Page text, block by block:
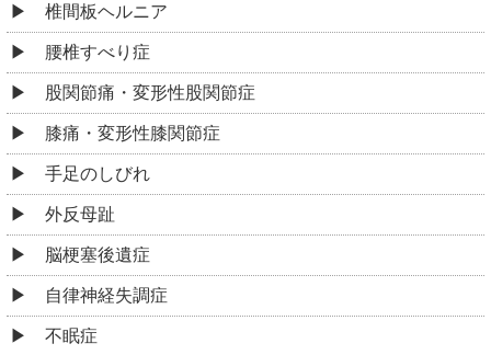
椎間板ヘルニア
腰椎すべり症
股関節痛・変形性股関節症
膝痛・変形性膝関節症
手足のしびれ
外反母趾
脳梗塞後遺症
自律神経失調症
不眠症